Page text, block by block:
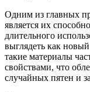
Одним из главных
является их
длительного
выглядеть как
такие материалы
свойствами, что
случайных пятен и